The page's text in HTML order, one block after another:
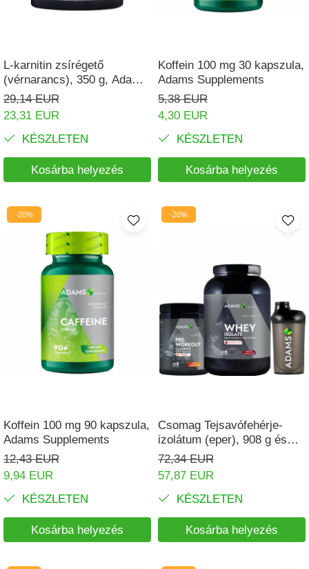
L-karnitin zsírégető
(vérnarancs), 350 g, Adams
Supplements
29,14 EUR
23,31 EUR
KÉSZLETEN
Kosárba helyezés
Koffein 100 mg 30 kapszula,
Adams Supplements
5,38 EUR
4,30 EUR
KÉSZLETEN
Kosárba helyezés
-20%
Koffein 100 mg 90 kapszula,
Adams Supplements
12,43 EUR
9,94 EUR
KÉSZLETEN
Kosárba helyezés
-20%
Csomag Tejsavófehérje-
izolátum (eper), 908 g és
Edzés előtti komplex
72,34 EUR
57,87 EUR
KÉSZLETEN
Kosárba helyezés